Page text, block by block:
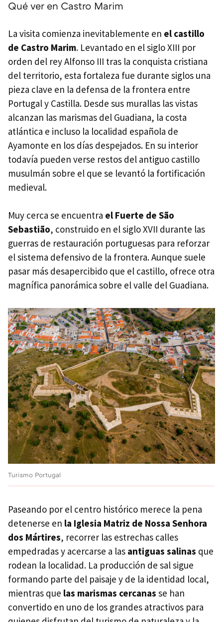
Qué ver en Castro Marim
La visita comienza inevitablemente en el castillo
de Castro Marim. Levantado en el siglo XIII por
orden del rey Alfonso III tras la conquista cristiana
del territorio, esta fortaleza fue durante siglos una
pieza clave en la defensa de la frontera entre
Portugal y Castilla. Desde sus murallas las vistas
alcanzan las marismas del Guadiana, la costa
atlántica e incluso la localidad española de
Ayamonte en los días despejados. En su interior
todavía pueden verse restos del antiguo castillo
musulmán sobre el que se levantó la fortificación
medieval.
Muy cerca se encuentra el Fuerte de São
Sebastião, construido en el siglo XVII durante las
guerras de restauración portuguesas para reforzar
el sistema defensivo de la frontera. Aunque suele
pasar más desapercibido que el castillo, ofrece otra
magnífica panorámica sobre el valle del Guadiana.
Turismo Portugal
Paseando por el centro histórico merece la pena
detenerse en la Iglesia Matriz de Nossa Senhora
dos Mártires, recorrer las estrechas calles
empedradas y acercarse a las antiguas salinas que
rodean la localidad. La producción de sal sigue
formando parte del paisaje y de la identidad local,
mientras que las marismas cercanas se han
convertido en uno de los grandes atractivos para